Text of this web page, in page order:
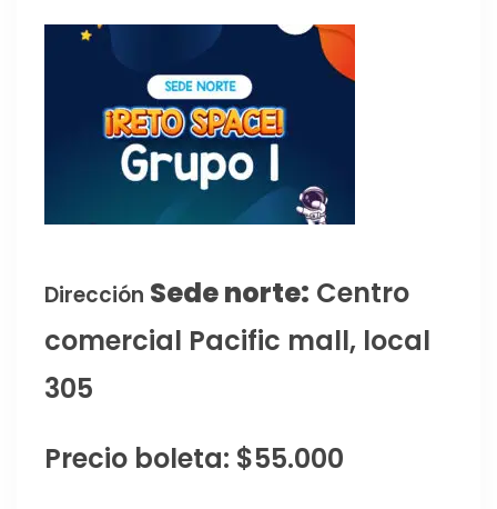
Dirección Sede norte: Centro
comercial Pacific mall, local
305
Precio boleta: $55.000